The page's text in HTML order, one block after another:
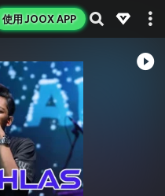
使用 JOOX APP